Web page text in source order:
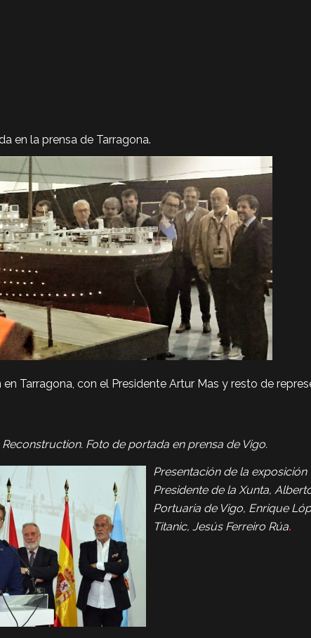
en la prensa de Tarragona.
Tarragona, con el Presidente Artur Mas y resto de
Reconstruction. Foto de portada en prensa de Vigo.
Presentación de la
Presidente de la Xunta,
Portuaria de Vigo, Enrique
Titanic, Jesús Ferreiro Rúa.